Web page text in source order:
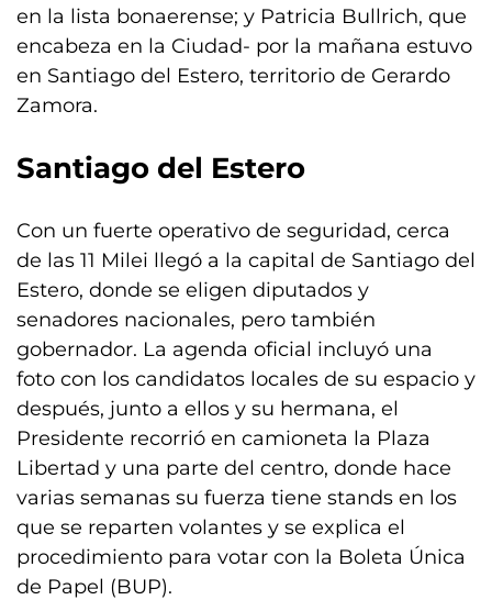
en la lista bonaerense; y Patricia Bullrich, que
encabeza en la Ciudad- por la mañana estuvo
en Santiago del Estero, territorio de Gerardo
Zamora.
Santiago del Estero
Con un fuerte operativo de seguridad, cerca
de las 11 Milei llegó a la capital de Santiago del
Estero, donde se eligen diputados y
senadores nacionales, pero también
gobernador. La agenda oficial incluyó una
foto con los candidatos locales de su espacio y
después, junto a ellos y su hermana, el
Presidente recorrió en camioneta la Plaza
Libertad y una parte del centro, donde hace
varias semanas su fuerza tiene stands en los
que se reparten volantes y se explica el
procedimiento para votar con la Boleta Única
de Papel (BUP).